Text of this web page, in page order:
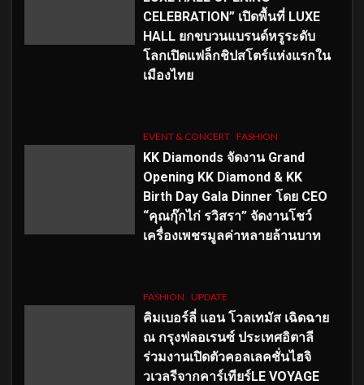
CELEBRATION” เปิดพื้นที่ LUXE
HALL ยกขบวนแบรนด์หรูระดับ
โลกเปิดแฟล็กชิปสโตร์แห่งแรกใน
เมืองไทย
EVENT & CONCERT FASHION
KK Diamonds จัดงาน Grand
Opening KK Diamond & KK
Birth Day Gala Dinner โดย CEO
“คุณกุ๊กไก่ รวิสรา” จัดงานโชว์
เครื่องเพชรมูลค่าหลายล้านบาท
FASHION UPDATE
คิมเบอร์ลี่ แอน โวลเทมัส เฉิดฉาย
ณ กรุงฟลอเรนซ์ ประเทศอิตาลี
ร่วมงานเปิดตัวคอลเลคชั่นไฮจิ
วเวลรีจากคาร์เทียร์LE VOYAGE